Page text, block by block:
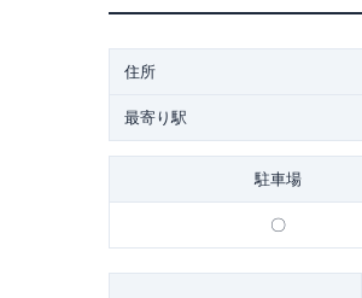
住所
最寄り駅
駐車場
〇